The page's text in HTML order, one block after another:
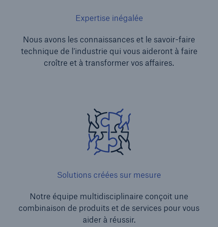
Expertise inégalée
Nous avons les connaissances et le savoir-faire
technique de l’industrie qui vous aideront à faire
croître et à transformer vos affaires.
Solutions créées sur mesure
Notre équipe multidisciplinaire conçoit une
combinaison de produits et de services pour vous
aider à réussir.